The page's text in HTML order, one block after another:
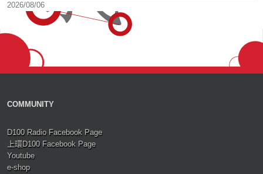
2026/08/06
COMMUNITY
D100 Radio Facebook Page
上環D100 Facebook Page
Youtube
e-shop